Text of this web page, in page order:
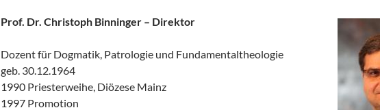
Prof. Dr. Christoph Binninger – Direktor
Dozent für Dogmatik, Patrologie und Fundamentaltheologie
geb. 30.12.1964
1990 Priesterweihe, Diözese Mainz
1997 Promotion